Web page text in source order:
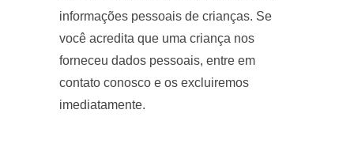
informações pessoais de crianças. Se
você acredita que uma criança nos
forneceu dados pessoais, entre em
contato conosco e os excluiremos
imediatamente.